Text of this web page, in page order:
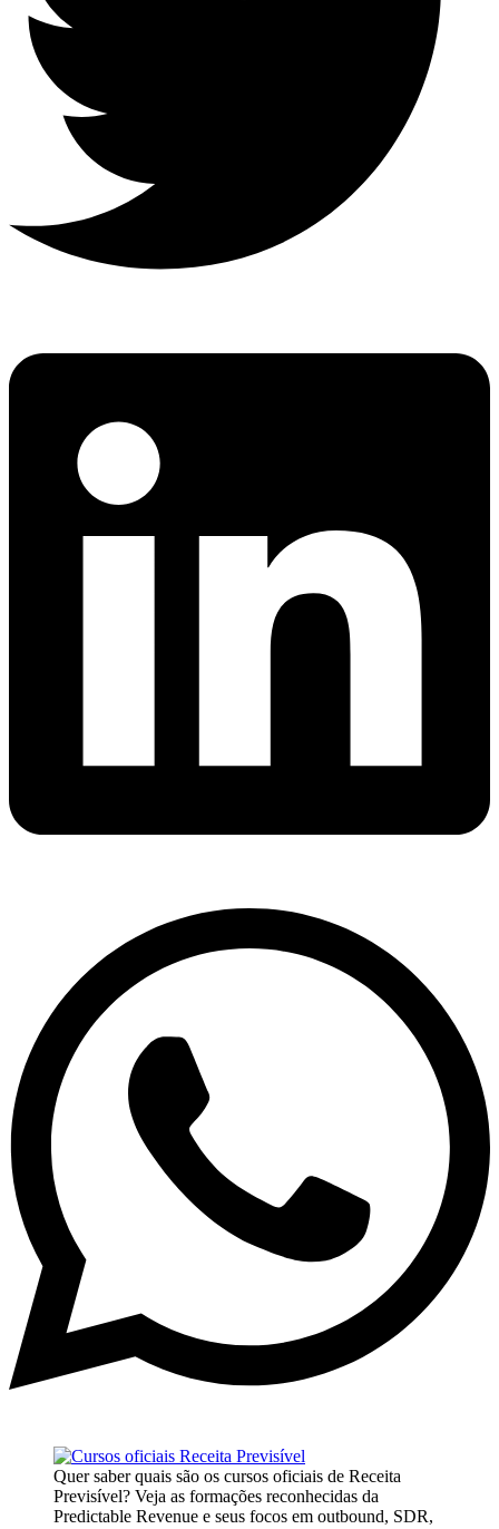
Quer saber quais são os cursos oficiais de Receita
Previsível? Veja as formações reconhecidas da
Predictable Revenue e seus focos em outbound, SDR,